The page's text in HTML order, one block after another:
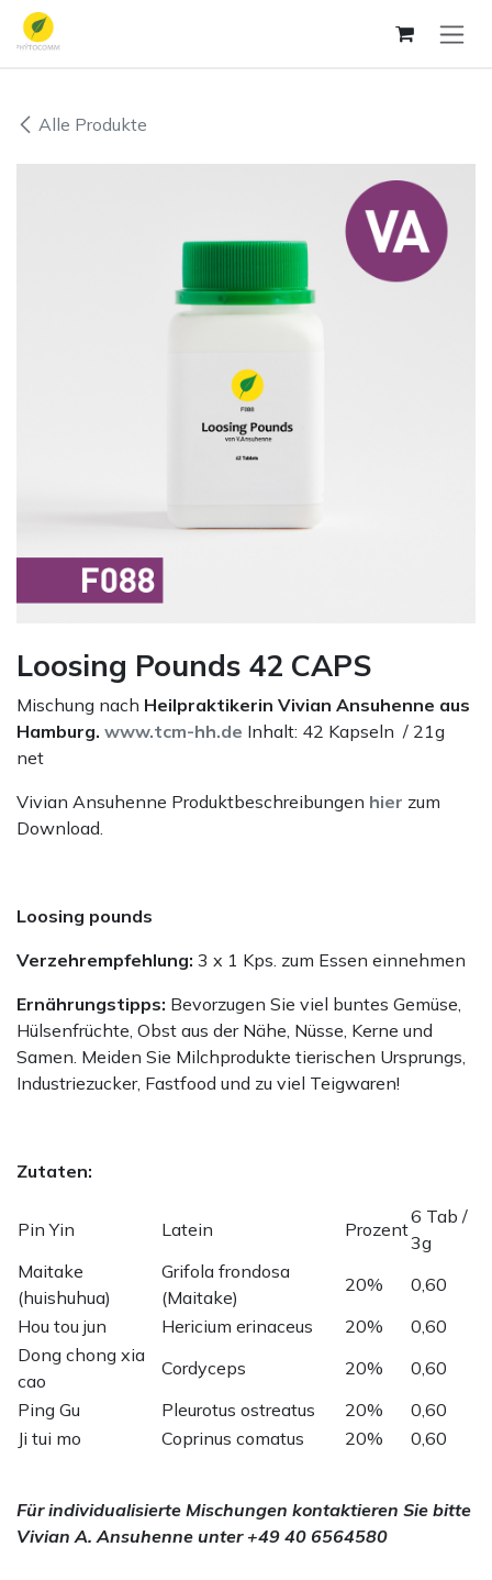
Zum Inhalt springen
Alle Produkte
Loosing Pounds 42 CAPS
Mischung nach Heilpraktikerin Vivian Ansuhenne aus
Hamburg. www.tcm-hh.de Inhalt: 42 Kapseln / 21g
net
Vivian Ansuhenne Produktbeschreibungen hier zum
Download.
Loosing pounds
Verzehrempfehlung: 3 x 1 Kps. zum Essen einnehmen
Ernährungstipps: Bevorzugen Sie viel buntes Gemüse,
Hülsenfrüchte, Obst aus der Nähe, Nüsse, Kerne und
Samen. Meiden Sie Milchprodukte tierischen Ursprungs,
Industriezucker, Fastfood und zu viel Teigwaren!
Zutaten:
Pin Yin Latein Prozent
6 Tab /
3g
Maitake
(huishuhua)
Grifola frondosa
(Maitake)
20%
0,60
Hou tou jun
Hericium erinaceus 20%
0,60
Dong chong xia
cao
Cordyceps 20%
0,60
Ping Gu
Pleurotus ostreatus 20%
0,60
Ji tui mo
Coprinus comatus 20% 0,60
Für individualisierte Mischungen kontaktieren Sie bitte
Vivian A. Ansuhenne unter +49 40 6564580